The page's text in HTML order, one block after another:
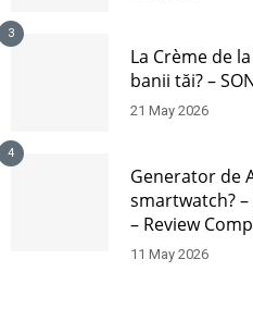
3
La Crème de
banii tăi? –
21 May 2026
4
Generator de
smartwatch?
– Review
11 May 2026